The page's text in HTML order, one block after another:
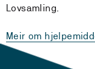
Lovsamling.
Meir om